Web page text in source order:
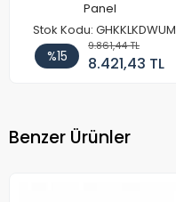
Panel
Stok Kodu: GHKKLKDWUM
%15
9.861,44 TL
8.421,43 TL
Benzer Ürünler